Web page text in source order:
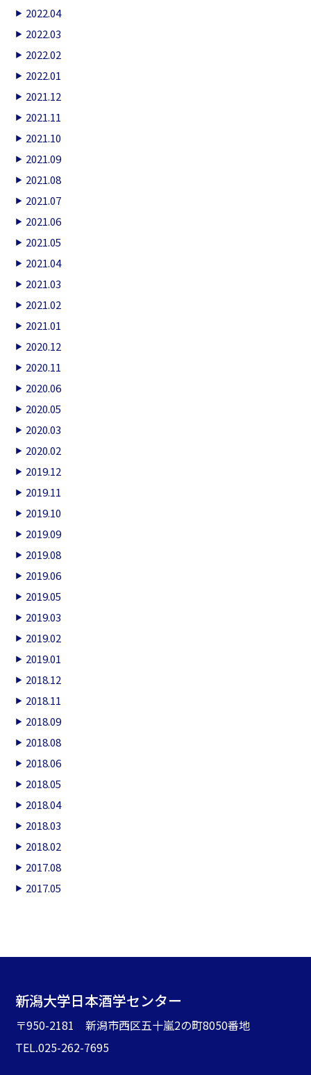
2022.04
2022.03
2022.02
2022.01
2021.12
2021.11
2021.10
2021.09
2021.08
2021.07
2021.06
2021.05
2021.04
2021.03
2021.02
2021.01
2020.12
2020.11
2020.06
2020.05
2020.03
2020.02
2019.12
2019.11
2019.10
2019.09
2019.08
2019.06
2019.05
2019.03
2019.02
2019.01
2018.12
2018.11
2018.09
2018.08
2018.06
2018.05
2018.04
2018.03
2018.02
2017.08
2017.05
新潟大学日本酒学センター
〒950-2181 新潟市西区五十嵐2の町8050番地
TEL.025-262-7695